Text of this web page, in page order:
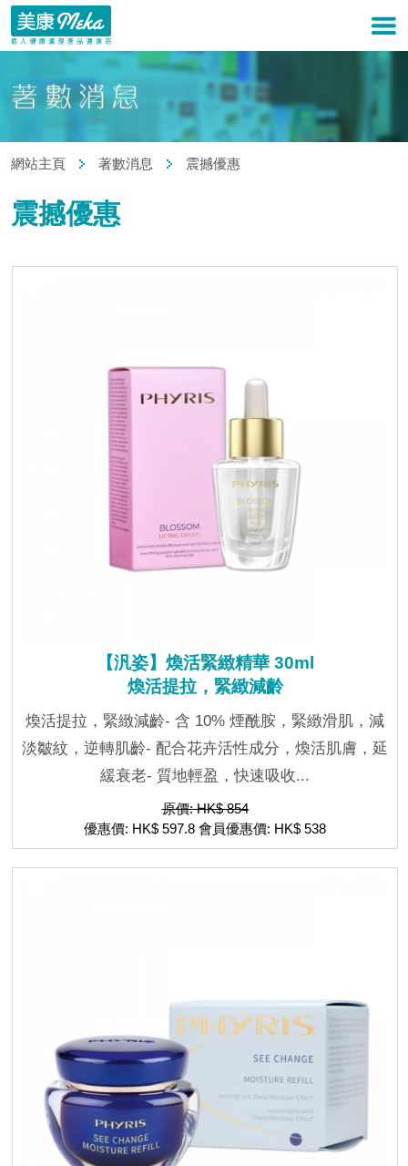
網站主頁 著數消息 震撼優惠
震撼優惠
【汎姿】煥活緊緻精華 30ml
煥活提拉，緊緻減齡
煥活提拉，緊緻減齡- 含 10% 煙酰胺，緊緻滑肌，減
淡皺紋，逆轉肌齡- 配合花卉活性成分，煥活肌膚，延
緩衰老- 質地輕盈，快速吸收...
原價: HK$ 854
優惠價: HK$ 597.8 會員優惠價: HK$ 538